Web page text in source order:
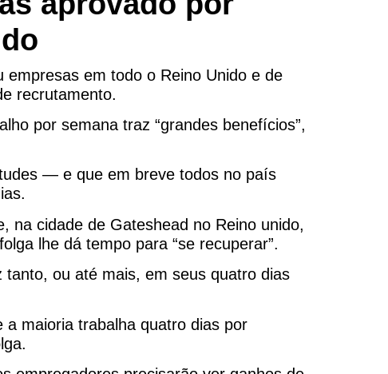
em todo o Reino Unido e de
recrutamento.
por semana traz “grandes benefícios”,
— e que em breve todos no país
na cidade de Gateshead no Reino unido,
lhe dá tempo para “se recuperar”.
tanto, ou até mais, em seus quatro dias
a maioria trabalha quatro dias por